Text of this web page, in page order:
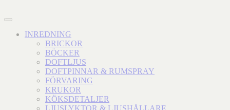
INREDNING
BRICKOR
BÖCKER
DOFTLJUS
DOFTPINNAR & RUMSPRAY
FÖRVARING
KRUKOR
KÖKSDETALJER
LJUSLYKTOR & LJUSHÅLLARE